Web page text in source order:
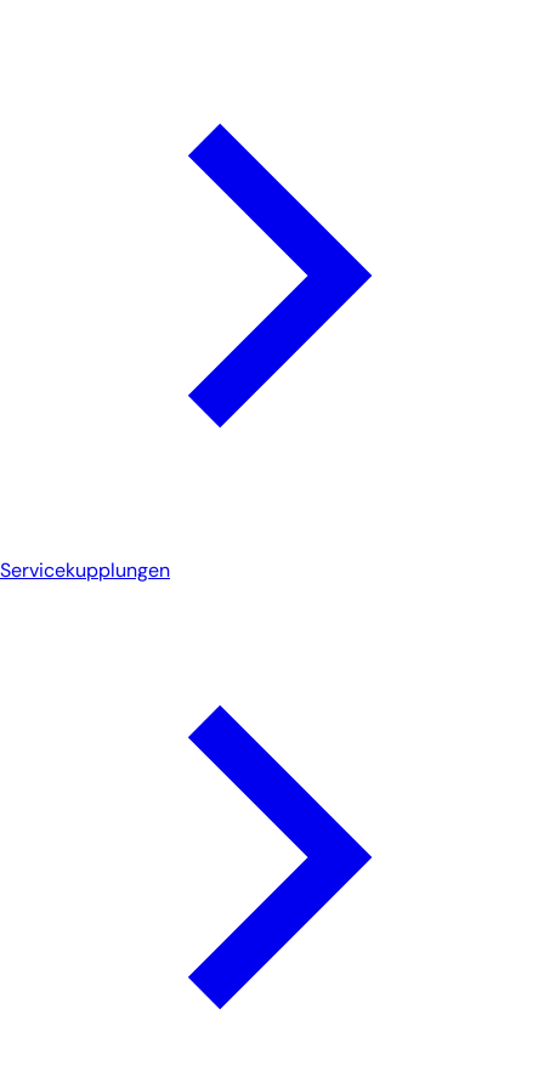
Servicekupplungen